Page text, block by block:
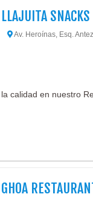
LLAJUITA SNACKS
Av. Heroínas, Esq.
calidad en nuestro
GHOA